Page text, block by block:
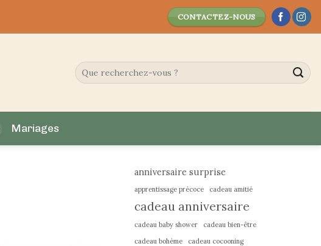
CONTACTEZ-NOUS
Mariages
anniversaire surprise
apprentissage précoce cadeau amitié
cadeau anniversaire
cadeau baby shower
cadeau bien-être
cadeau bohème
cadeau cocooning